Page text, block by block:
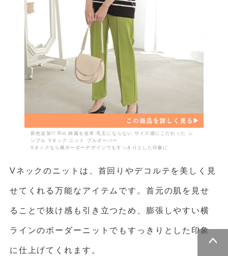
新色追加!! Rin 綺麗を追求 毛玉にならない サイズ感にこだわった シ
ンプル Vネック ニット プルオーバー
Vネックなら横ボーダーデザインでもすっきりとした印象に
Vネックのニットは、首回りやデコルテを美しく見
せてくれる万能なアイテムです。首元の肌を見せ
ることで抜け感も引き立つため、膨張しやすい横
ラインのボーダーニットでもすっきりとした印象
に仕上げてくれます。